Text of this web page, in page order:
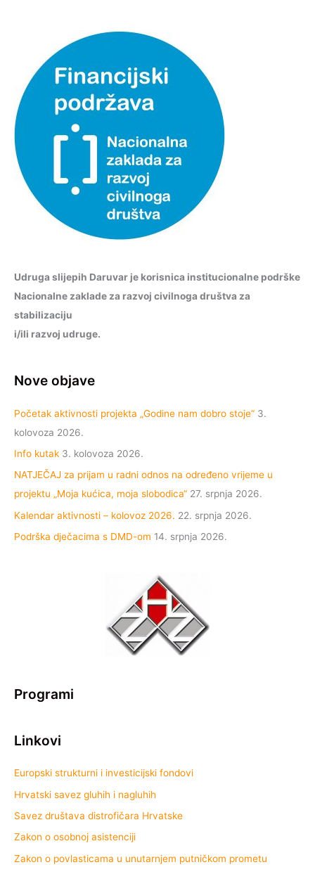
Udruga slijepih Daruvar je korisnica institucionalne podrške
Nacionalne zaklade za razvoj civilnoga društva za
stabilizaciju
i/ili razvoj udruge.
Nove objave
Početak aktivnosti projekta „Godine nam dobro stoje“ 3.
kolovoza 2026.
Info kutak 3. kolovoza 2026.
NATJEČAJ za prijam u radni odnos na određeno vrijeme u
projektu „Moja kućica, moja slobodica“ 27. srpnja 2026.
Kalendar aktivnosti – kolovoz 2026. 22. srpnja 2026.
Podrška dječacima s DMD-om 14. srpnja 2026.
Programi
Linkovi
Europski strukturni i investicijski fondovi
Hrvatski savez gluhih i nagluhih
Savez društava distrofičara Hrvatske
Zakon o osobnoj asistenciji
Zakon o povlasticama u unutarnjem putničkom prometu